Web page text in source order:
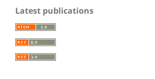
Latest publications